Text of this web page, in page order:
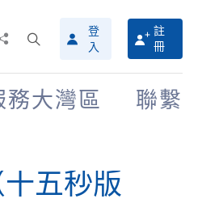
搜
尋
介
登
入
註
冊
務大灣區 聯繫
十五秒版